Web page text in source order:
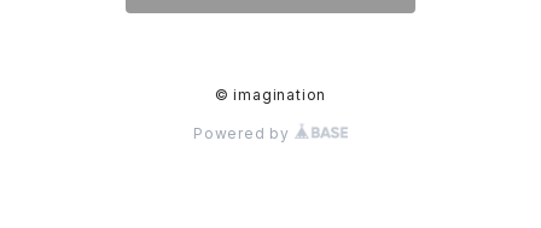
© imagination
Powered by